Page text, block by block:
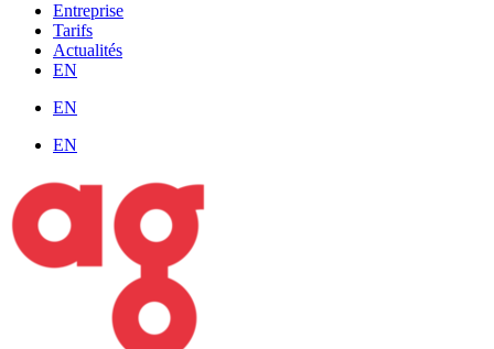
Entreprise
Tarifs
Actualités
EN
EN
EN